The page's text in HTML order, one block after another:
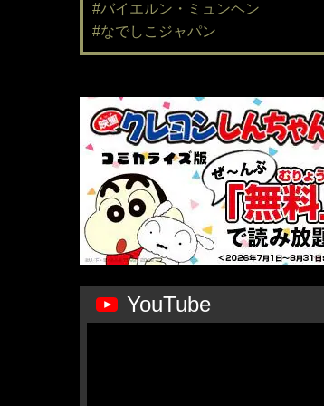
#バイエルン・ミュンヘン
#なでしこジャパン
YouTube